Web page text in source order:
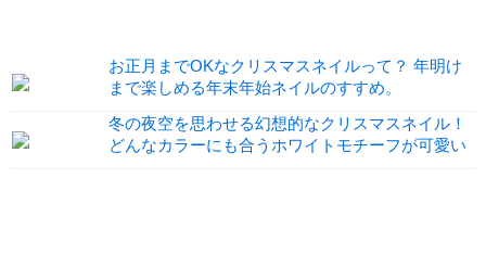
お正月までOKなクリスマスネイルって？ 年明け
まで楽しめる年末年始ネイルのすすめ。
冬の夜空を思わせる幻想的なクリスマスネイル！
どんなカラーにも合うホワイトモチーフが可愛い